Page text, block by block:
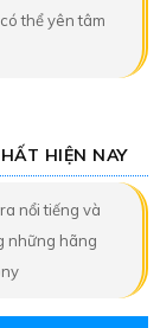
thể yên tâm
HIỆN NAY
nổi tiếng và
những hãng